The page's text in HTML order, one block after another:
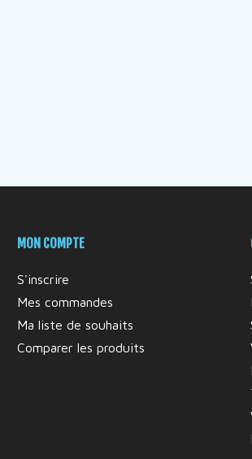
MON COMPTE
S'inscrire
Mes commandes
Ma liste de souhaits
Comparer les produits